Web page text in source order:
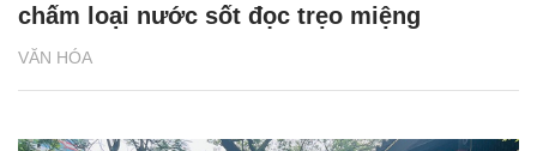
VĂN HÓA
chấm loại nước sốt đọc trẹo miệng